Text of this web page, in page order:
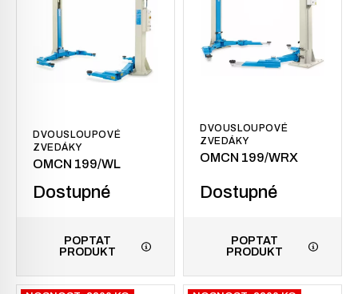
DVOUSLOUPOVÉ
ZVEDÁKY
OMCN 199/WL
Dostupné
POPTAT
PRODUKT
DVOUSLOUPOVÉ
ZVEDÁKY
OMCN 199/WRX
Dostupné
POPTAT
PRODUKT